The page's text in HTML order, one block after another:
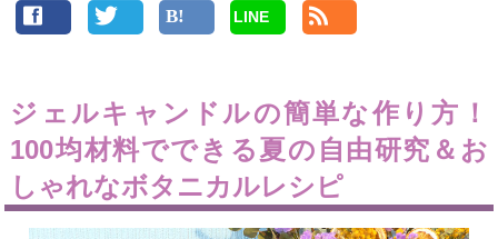
LINE
ジェルキャンドルの簡単な作り方！
100均材料でできる夏の自由研究＆お
しゃれなボタニカルレシピ